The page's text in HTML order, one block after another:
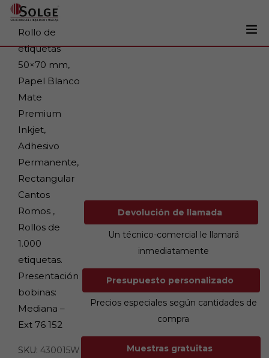
Soluciones
Impresoras
Etiquetas
Tintas
Marcaje
Servicios
Rollo de
etiquetas
50×70 mm,
Papel Blanco
Mate
Premium
Inkjet,
Adhesivo
Permanente,
Rectangular
Cantos
Romos ,
Rollos de
1.000
etiquetas.
Presentación
bobinas:
Mediana –
Ext 76 152
SKU: 430015W
Devolución de llamada
Un técnico-comercial le llamará
inmediatamente
Presupuesto personalizado
Precios especiales según cantidades de
compra
Muestras gratuitas